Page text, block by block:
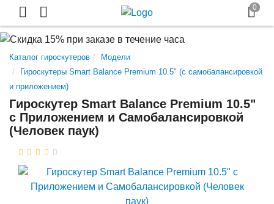
Каталог гироскутеров
Модели
Гироскутеры Smart Balance Premium 10.5" (с самобалансировкой
и приложением)
Гироскутер Smart Balance Premium 10.5"
с Приложением и Самобалансировкой
(Человек паук)